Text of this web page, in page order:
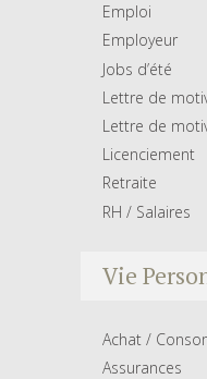
Emploi
Employeur
Jobs d’été
Lettre de
Lettre de
Licenciement
Retraite
RH / Salaires
Vie
Achat /
Assurances